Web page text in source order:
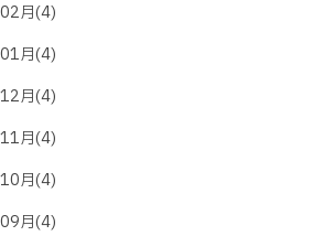
月(4)
月(4)
月(4)
月(4)
月(4)
月(4)